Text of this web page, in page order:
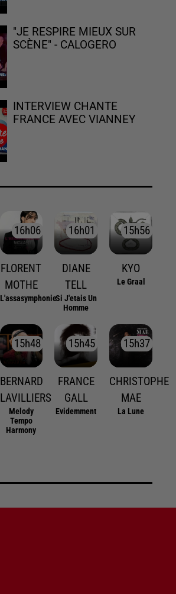
"JE RESPIRE MIEUX SUR
SCÈNE" - CALOGERO
INTERVIEW CHANTE
FRANCE AVEC VIANNEY
16h06
16h06
FLORENT
MOTHE
L'assasymphonie
16h01
16h01
DIANE
TELL
Si J'etais Un
Homme
15h56
15h56
KYO
Le Graal
15h48
15h48
BERNARD
LAVILLIERS
Melody
Tempo
Harmony
15h45
15h45
FRANCE
GALL
Evidemment
15h37
15h37
CHRISTOPHE
MAE
La Lune